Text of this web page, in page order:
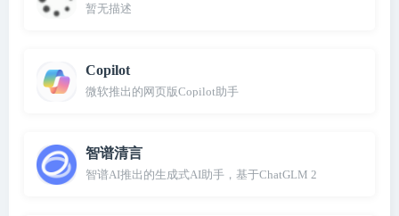
暂无描述
Copilot
微软推出的网页版Copilot助手
智谱清言
智谱AI推出的生成式AI助手，基于ChatGLM 2